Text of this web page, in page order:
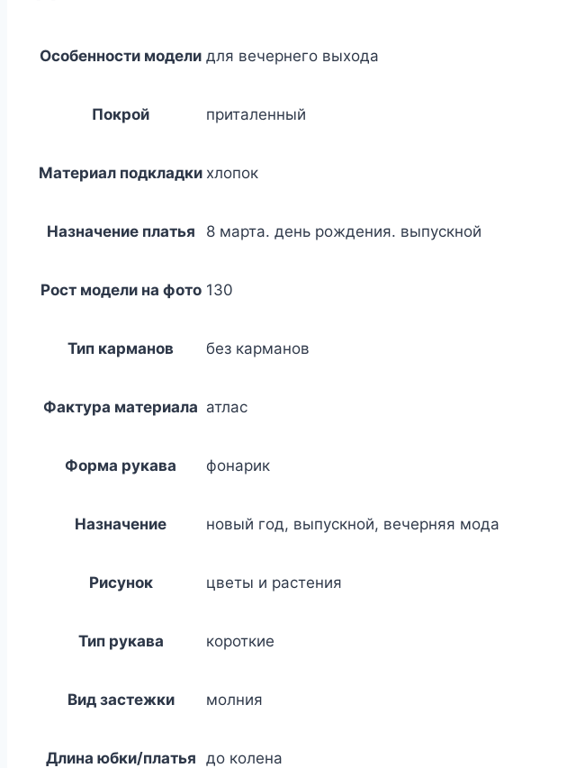
Особенности модели для вечернего выхода
Покрой приталенный
Материал подкладки хлопок
Назначение платья 8 марта. день рождения. выпускной
Рост модели на фото 130
Тип карманов без карманов
Фактура материала атлас
Форма рукава фонарик
Назначение новый год, выпускной, вечерняя мода
Рисунок цветы и растения
Тип рукава короткие
Вид застежки молния
Длина юбки/платья до колена